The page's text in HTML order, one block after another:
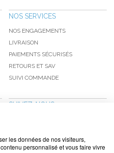
NOS SERVICES
NOS ENGAGEMENTS
LIVRAISON
PAIEMENTS SÉCURISÉS
RETOURS ET SAV
SUIVI COMMANDE
SUIVEZ-NOUS
NOTRE BLOG
les données de nos visiteurs,
personnalisé et vous faire vivre